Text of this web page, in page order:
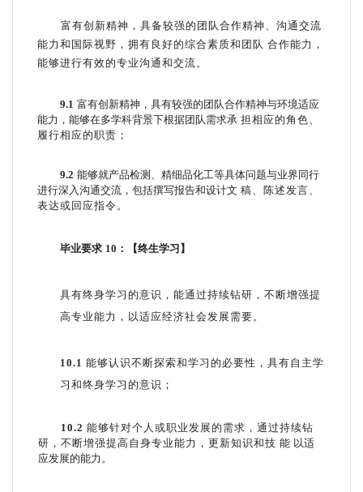
富有创新精神，具备较强的团队合作精神、沟通交流
能力和国际视野，拥有良好的综合素质和团队 合作能力，
能够进行有效的专业沟通和交流。
9.1 富有创新精神，具有较强的团队合作精神与环境适应
能力，能够在多学科背景下根据团队需求承 担相应的角色、
履行相应的职责；
9.2 能够就产品检测、精细品化工等具体问题与业界同行
进行深入沟通交流，包括撰写报告和设计文 稿、陈述发言、
表达或回应指令。
毕业要求 10 ：【终生学习】
具有终身学习的意识，能通过持续钻研，不断增强提
高专业能力，以适应经济社会发展需要。
10.1 能够认识不断探索和学习的必要性，具有自主学
习和终身学习的意识；
10.2 能够针对个人或职业发展的需求，通过持续钻
研，不断增强提高自身专业能力，更新知识和技 能 以适
应发展的能力。